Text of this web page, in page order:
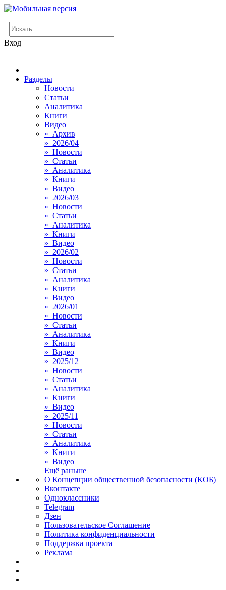
Вход
Разделы
Новости
Статьи
Аналитика
Книги
Видео
» Архив
» 2026/04
» Новости
» Статьи
» Аналитика
» Книги
» Видео
» 2026/03
» Новости
» Статьи
» Аналитика
» Книги
» Видео
» 2026/02
» Новости
» Статьи
» Аналитика
» Книги
» Видео
» 2026/01
» Новости
» Статьи
» Аналитика
» Книги
» Видео
» 2025/12
» Новости
» Статьи
» Аналитика
» Книги
» Видео
» 2025/11
» Новости
» Статьи
» Аналитика
» Книги
» Видео
Ещё раньше
О Концепции общественной безопасности (КОБ)
Вконтакте
Одноклассники
Telegram
Дзен
Пользовательское Соглашение
Политика конфиденциальности
Поддержка проекта
Реклама